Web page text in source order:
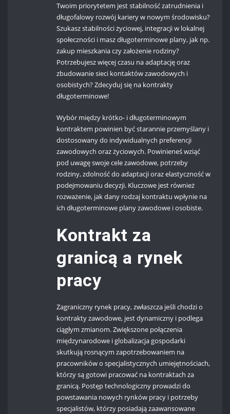
Twoim priorytetem jest stabilność zatrudnienia i
długofalowy rozwój kariery w nowym środowisku?
Szukasz stabilności życiowej, integracji w lokalnej
społeczności i masz długoterminowe plany, jak np.
zakup mieszkania czy założenie rodziny?
Potrzebujesz więcej czasu na adaptację oraz
zbudowanie sieci kontaktów zawodowych i
osobistych? Zdecyduj się na kontrakty
długoterminowe!
Wybór między krótko- i długoterminowym
kontraktem powinien być starannie przemyślany i
dostosowany do indywidualnych preferencji
zawodowych oraz życiowych. Powinieneś wziąć
pod uwagę swoje cele zawodowe, potrzeby
rodziny, zdolność do adaptacji oraz elastyczność w
podejmowaniu decyzji. Kluczowe jest również
rozważenie, jak dany rodzaj kontraktu wpłynie na
ich długoterminowe plany zawodowe i osobiste.
Kontrakt za
granicą a rynek
pracy
Zagraniczny rynek pracy, zwłaszcza jeśli chodzi o
kontrakty zawodowe, jest dynamiczny i podlega
ciągłym zmianom. Zwiększone połączenia
międzynarodowe i globalizacja gospodarki
skutkują rosnącym zapotrzebowaniem na
pracowników o specjalistycznych umiejętnościach,
którzy są gotowi pracować na kontraktach za
granicą. Postęp technologiczny prowadzi do
powstawania nowych rynków pracy i potrzeby
specjalistów, którzy posiadają zaawansowane